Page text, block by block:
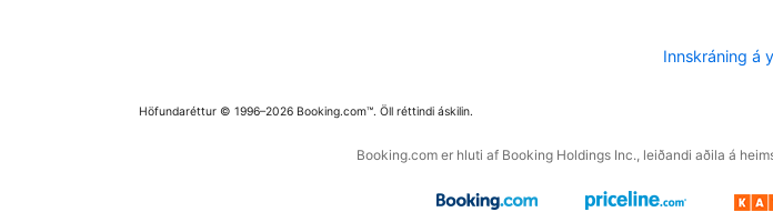
Innskráning á
Höfundaréttur © 1996–2026 Booking.com™. Öll réttindi áskilin.
Booking.com er hluti af Booking Holdings Inc., leiðandi aðila á